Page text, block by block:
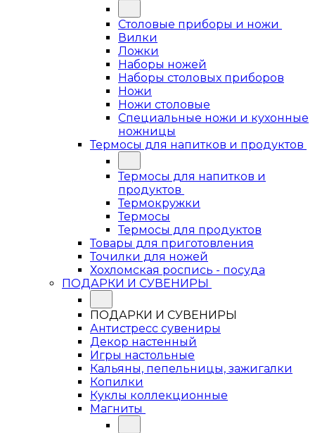
Столовые приборы и ножи
Вилки
Ложки
Наборы ножей
Наборы столовых приборов
Ножи
Ножи столовые
Специальные ножи и кухонные
ножницы
Термосы для напитков и продуктов
Термосы для напитков и
продуктов
Термокружки
Термосы
Термосы для продуктов
Товары для приготовления
Точилки для ножей
Хохломская роспись - посуда
ПОДАРКИ И СУВЕНИРЫ
ПОДАРКИ И СУВЕНИРЫ
Антистресс сувениры
Декор настенный
Игры настольные
Кальяны, пепельницы, зажигалки
Копилки
Куклы коллекционные
Магниты